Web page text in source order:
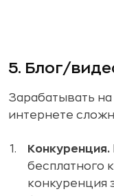
5. Блог/
Зарабатывать
интернете
Конкуренция.
бесплатного
конкуренция